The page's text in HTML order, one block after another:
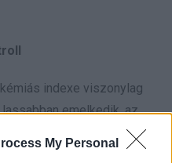
My Personal
indexe viszonylag
emelkedik, az
A Healthline szerint a
hosszan tartó